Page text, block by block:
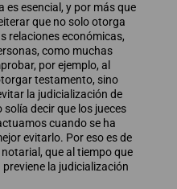
esencial, y por más que
que no solo otorga
relaciones económicas,
como muchas
por ejemplo, al
testamento, sino
la judicialización de
decir que los jueces
cuando se ha
evitarlo. Por eso es de
que al tiempo que
la judicialización